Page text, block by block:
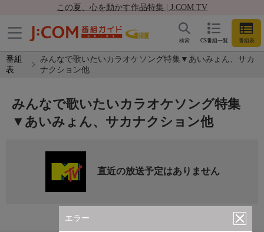
この夏、心を動かす作品特集 | J:COM TV
CS番組一覧 番組表
検索
番組
表
みんなで歌いたいカラオケソング特集▼あいみょん、サカ
ナクション他
エラー
みんなで歌いたいカラオケソング特集
▼あいみょん、サカナクション他
直近の放送予定はありません